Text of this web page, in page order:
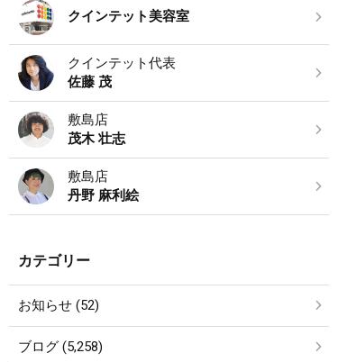
クインテット美容室
クインテット代表
佐藤 茂
敷島店
茂木 壮志
敷島店
丹野 麻利絵
カテゴリー
お知らせ (52)
ブログ (5,258)